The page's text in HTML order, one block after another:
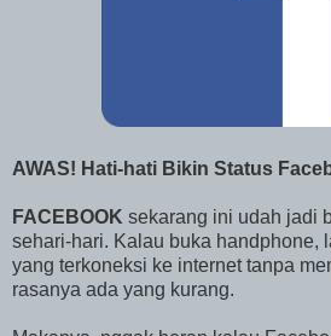
AWAS! Hati-hati Bikin Status
FACEBOOK sekarang ini udah jadi
sehari-hari. Kalau buka handphone,
yang terkoneksi ke internet tanpa
rasanya ada yang kurang.